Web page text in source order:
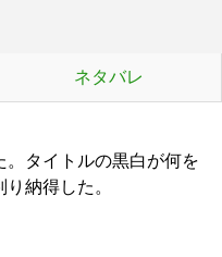
ネタバレ
タイトルの黒白が何を
納得した。